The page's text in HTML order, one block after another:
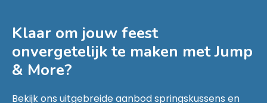
Klaar om jouw feest
onvergetelijk te maken metJump
& More?
Bekijk ons uitgebreide aanbod springskussens en